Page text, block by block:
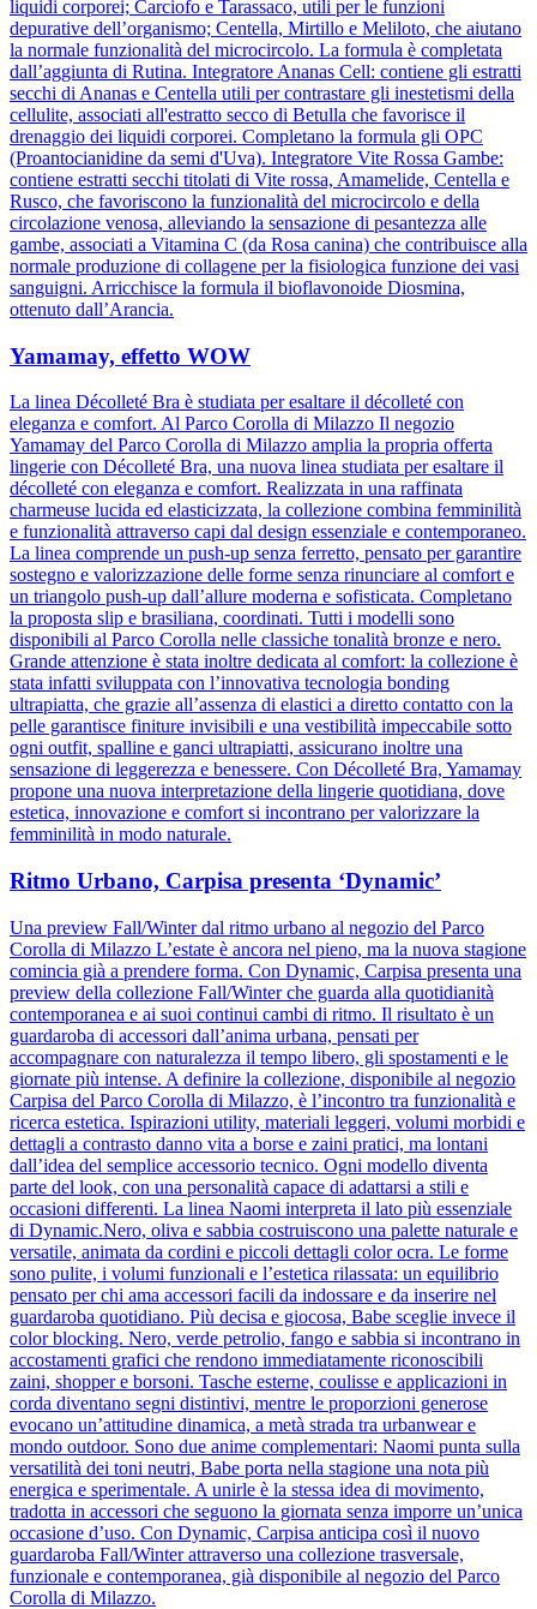
liquidi corporei; Carciofo e Tarassaco, utili per le funzioni
depurative dell’organismo; Centella, Mirtillo e Meliloto, che aiutano
la normale funzionalità del microcircolo. La formula è completata
dall’aggiunta di Rutina. Integratore Ananas Cell: contiene gli estratti
secchi di Ananas e Centella utili per contrastare gli inestetismi della
cellulite, associati all'estratto secco di Betulla che favorisce il
drenaggio dei liquidi corporei. Completano la formula gli OPC
(Proantocianidine da semi d'Uva). Integratore Vite Rossa Gambe:
contiene estratti secchi titolati di Vite rossa, Amamelide, Centella e
Rusco, che favoriscono la funzionalità del microcircolo e della
circolazione venosa, alleviando la sensazione di pesantezza alle
gambe, associati a Vitamina C (da Rosa canina) che contribuisce alla
normale produzione di collagene per la fisiologica funzione dei vasi
sanguigni. Arricchisce la formula il bioflavonoide Diosmina,
ottenuto dall’Arancia.
Yamamay, effetto WOW
La linea Décolleté Bra è studiata per esaltare il décolleté con
eleganza e comfort. Al Parco Corolla di Milazzo Il negozio
Yamamay del Parco Corolla di Milazzo amplia la propria offerta
lingerie con Décolleté Bra, una nuova linea studiata per esaltare il
décolleté con eleganza e comfort. Realizzata in una raffinata
charmeuse lucida ed elasticizzata, la collezione combina femminilità
e funzionalità attraverso capi dal design essenziale e contemporaneo.
La linea comprende un push-up senza ferretto, pensato per garantire
sostegno e valorizzazione delle forme senza rinunciare al comfort e
un triangolo push-up dall’allure moderna e sofisticata. Completano
la proposta slip e brasiliana, coordinati. Tutti i modelli sono
disponibili al Parco Corolla nelle classiche tonalità bronze e nero.
Grande attenzione è stata inoltre dedicata al comfort: la collezione è
stata infatti sviluppata con l’innovativa tecnologia bonding
ultrapiatta, che grazie all’assenza di elastici a diretto contatto con la
pelle garantisce finiture invisibili e una vestibilità impeccabile sotto
ogni outfit, spalline e ganci ultrapiatti, assicurano inoltre una
sensazione di leggerezza e benessere. Con Décolleté Bra, Yamamay
propone una nuova interpretazione della lingerie quotidiana, dove
estetica, innovazione e comfort si incontrano per valorizzare la
femminilità in modo naturale.
Ritmo Urbano, Carpisa presenta ‘Dynamic’
Una preview Fall/Winter dal ritmo urbano al negozio del Parco
Corolla di Milazzo L’estate è ancora nel pieno, ma la nuova stagione
comincia già a prendere forma. Con Dynamic, Carpisa presenta una
preview della collezione Fall/Winter che guarda alla quotidianità
contemporanea e ai suoi continui cambi di ritmo. Il risultato è un
guardaroba di accessori dall’anima urbana, pensati per
accompagnare con naturalezza il tempo libero, gli spostamenti e le
giornate più intense. A definire la collezione, disponibile al negozio
Carpisa del Parco Corolla di Milazzo, è l’incontro tra funzionalità e
ricerca estetica. Ispirazioni utility, materiali leggeri, volumi morbidi e
dettagli a contrasto danno vita a borse e zaini pratici, ma lontani
dall’idea del semplice accessorio tecnico. Ogni modello diventa
parte del look, con una personalità capace di adattarsi a stili e
occasioni differenti. La linea Naomi interpreta il lato più essenziale
di Dynamic.Nero, oliva e sabbia costruiscono una palette naturale e
versatile, animata da cordini e piccoli dettagli color ocra. Le forme
sono pulite, i volumi funzionali e l’estetica rilassata: un equilibrio
pensato per chi ama accessori facili da indossare e da inserire nel
guardaroba quotidiano. Più decisa e giocosa, Babe sceglie invece il
color blocking. Nero, verde petrolio, fango e sabbia si incontrano in
accostamenti grafici che rendono immediatamente riconoscibili
zaini, shopper e borsoni. Tasche esterne, coulisse e applicazioni in
corda diventano segni distintivi, mentre le proporzioni generose
evocano un’attitudine dinamica, a metà strada tra urbanwear e
mondo outdoor. Sono due anime complementari: Naomi punta sulla
versatilità dei toni neutri, Babe porta nella stagione una nota più
energica e sperimentale. A unirle è la stessa idea di movimento,
tradotta in accessori che seguono la giornata senza imporre un’unica
occasione d’uso. Con Dynamic, Carpisa anticipa così il nuovo
guardaroba Fall/Winter attraverso una collezione trasversale,
funzionale e contemporanea, già disponibile al negozio del Parco
Corolla di Milazzo.